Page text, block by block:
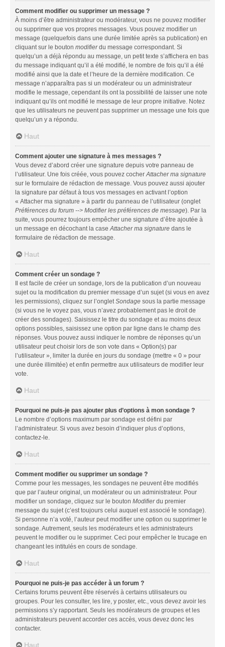
Comment modifier ou supprimer un message ?
À moins d’être administrateur ou modérateur, vous ne pouvez modifier
ou supprimer que vos propres messages. Vous pouvez modifier un
message (quelquefois dans une durée limitée après sa publication) en
cliquant sur le bouton modifierdu message correspondant. Si
quelqu’un a déjà répondu au message, un petit texte s’affichera en bas
du message indiquant qu’il a été modifié, le nombre de fois qu’il a été
modifié ainsi que la date et l’heure de la dernière modification. Ce
message n’apparaîtra pas si un modérateur ou un administrateur
modifie le message, cependant ils ont la possibilité de laisser une note
indiquant qu’ils ont modifié le message de leur propre initiative. Notez
que les utilisateurs ne peuvent pas supprimer un message une fois que
quelqu’un y a répondu.
Haut
Comment ajouter une signature à mes messages ?
Vous devez d’abord créer une signature depuis votre panneau de
l’utilisateur. Une fois créée, vous pouvez cocherAttacher ma signature
sur le formulaire de rédaction de message. Vous pouvez aussi ajouter
la signature par défaut à tous vos messages en activant l’option
« Attacher ma signature » à partir du panneau de l’utilisateur (onglet
Préférences du forum --> Modifier les préférences de message). Par la
suite, vous pourrez toujours empêcher une signature d’être ajoutée à
un message en décochant la caseAttacher ma signature dans le
formulaire de rédaction de message.
Haut
Comment créer un sondage ?
Il est facile de créer un sondage, lors de la publication d’un nouveau
sujet ou la modification du premier message d’un sujet (si vous en avez
les permissions), cliquez sur l’ongletSondage sous la partie message
(si vous ne le voyez pas, vous n’avez probablement pas le droit de
créer des sondages). Saisissez le titre du sondage et au moins deux
options possibles, saisissez une option par ligne dans le champ des
réponses. Vous pouvez aussi indiquer le nombre de réponses qu’un
utilisateur peut choisir lors de son vote dans « Option(s) par
l’utilisateur », limiter la durée en jours du sondage (mettre « 0 » pour
une durée illimitée) et enfin permettre aux utilisateurs de modifier leur
vote.
Haut
Pourquoi ne puis-je pas ajouter plus d’options à mon sondage ?
Le nombre d’options maximum par sondage est défini par
l’administrateur. Si vous avez besoin d’indiquer plus d’options,
contactez-le.
Haut
Comment modifier ou supprimer un sondage ?
Comme pour les messages, les sondages ne peuvent être modifiés
que par l’auteur original, un modérateur ou un administrateur. Pour
modifier un sondage, cliquez sur le bouton Modifierdu premier
message du sujet (c’est toujours celui auquel est associé le sondage).
Si personne n’a voté, l’auteur peut modifier une option ou supprimer le
sondage. Autrement, seuls les modérateurs et les administrateurs
peuvent le modifier ou le supprimer. Ceci pour empêcher le trucage en
changeant les intitulés en cours de sondage.
Haut
Pourquoi ne puis-je pas accéder à un forum ?
Certains forums peuvent être réservés à certains utilisateurs ou
groupes. Pour les consulter, les lire, y poster, etc., vous devez avoir les
permissions s’y rapportant. Seuls les modérateurs de groupes et les
administrateurs peuvent accorder ces accès, vous devez donc les
contacter.
Haut